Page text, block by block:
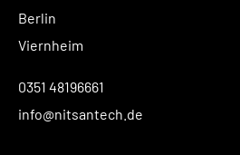
Berlin
Viernheim
0351 48196661
info@nitsantech.de